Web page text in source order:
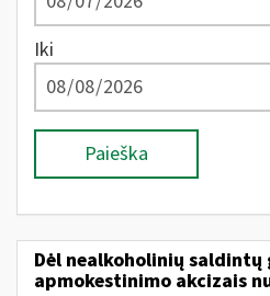
Iki
Paieška
Dėl nealkoholinių saldintų
apmokestinimo akcizais